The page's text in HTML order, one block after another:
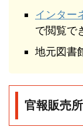
インター
で閲覧で
地元図書
官報販売